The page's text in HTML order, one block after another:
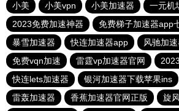
小美
小美vpn 小美加速器
一元机
2023免费加速神器
免费梯子加速器app
暴雪加速器
快连加速器app
风驰加
免费vqn加速
雷霆vp加速器官网
快连lets加速器
银河加速器下载苹果ins
雷轰加速器
香蕉加速器官网正版 旋